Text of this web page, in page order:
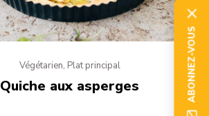
Végétarien, Plat principal
Quiche aux asperges ABONNEZ-VOUS